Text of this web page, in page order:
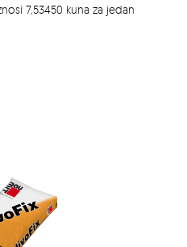
7,53450 kuna za jedan